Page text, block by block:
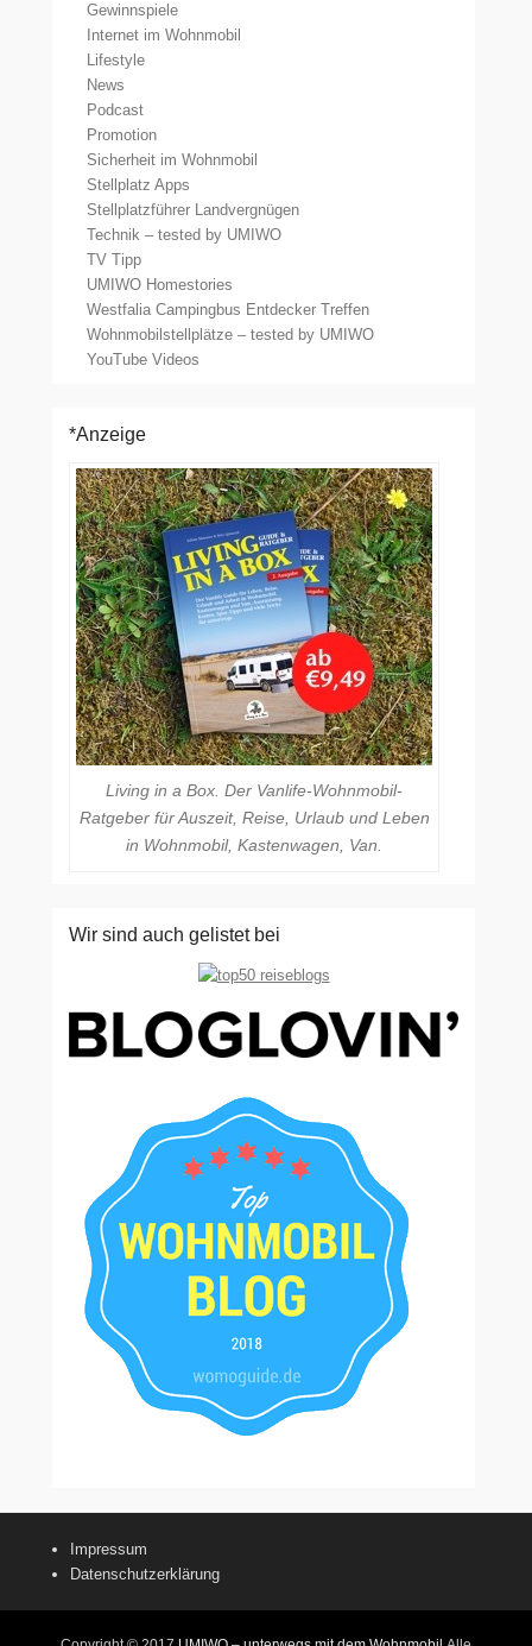
Gewinnspiele
Internet im Wohnmobil
Lifestyle
News
Podcast
Promotion
Sicherheit im Wohnmobil
Stellplatz Apps
Stellplatzführer Landvergnügen
Technik – tested by UMIWO
TV Tipp
UMIWO Homestories
Westfalia Campingbus Entdecker Treffen
Wohnmobilstellplätze – tested by UMIWO
YouTube Videos
*Anzeige
Living in a Box. Der Vanlife-Wohnmobil-
Ratgeber für Auszeit, Reise, Urlaub und Leben
in Wohnmobil, Kastenwagen, Van.
Wir sind auch gelistet bei
Impressum
Datenschutzerklärung